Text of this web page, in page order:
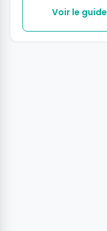
Voir le guide